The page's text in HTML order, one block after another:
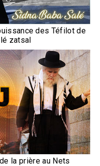
des Téfilot de
zatsal
la prière au Nets